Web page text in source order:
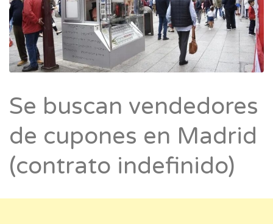
Se buscan vendedores
de cupones en Madrid
(contrato indefinido)